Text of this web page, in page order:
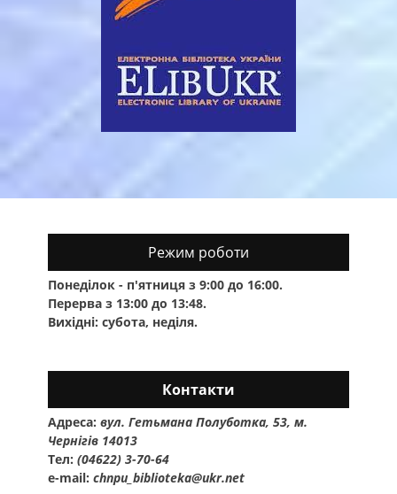
Режим роботи
Понеділок - п'ятниця з 9:00 до 16:00.
Перерва з 13:00 до 13:48.
Вихідні: субота, неділя.
Контакти
Адреса: вул. Гетьмана Полуботка, 53, м.
Чернігів 14013
Тел: (04622) 3-70-64
e-mail: chnpu_biblioteka@ukr.net